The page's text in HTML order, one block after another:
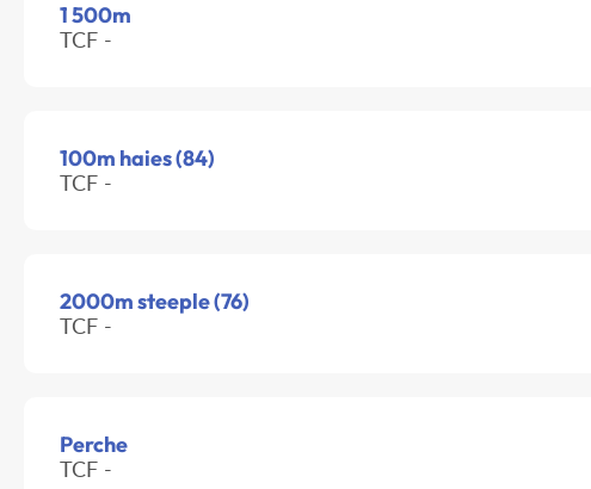
1 500m
TCF -
100m haies (84)
TCF -
2000m steeple (76)
TCF -
Perche
TCF -